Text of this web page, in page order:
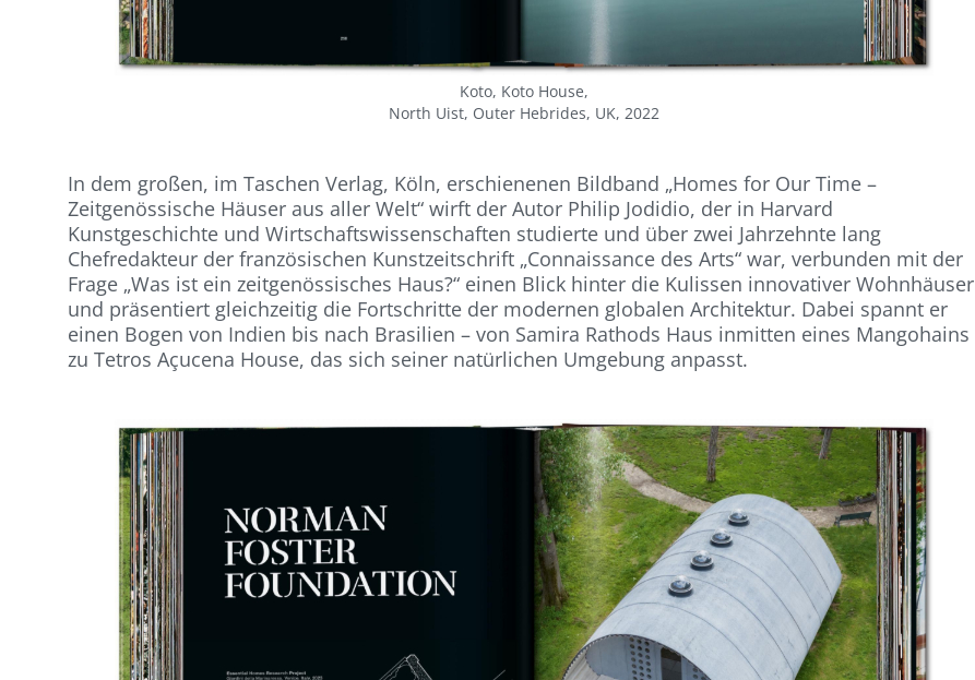
Koto, Koto House,
North Uist, Outer Hebrides, UK, 2022
In dem großen, im Taschen Verlag, Köln, erschienenen Bildband „Homes for Our Time –
Zeitgenössische Häuser aus aller Welt“ wirft der Autor Philip Jodidio, der in Harvard
Kunstgeschichte und Wirtschaftswissenschaften studierte und über zwei Jahrzehnte lang
Chefredakteur der französischen Kunstzeitschrift „Connaissance des Arts“ war, verbunden mit der
Frage „Was ist ein zeitgenössisches Haus?“ einen Blick hinter die Kulissen innovativer Wohnhäuser
und präsentiert gleichzeitig die Fortschritte der modernen globalen Architektur. Dabei spannt er
einen Bogen von Indien bis nach Brasilien – von Samira Rathods Haus inmitten eines Mangohains
zu Tetros Açucena House, das sich seiner natürlichen Umgebung anpasst.